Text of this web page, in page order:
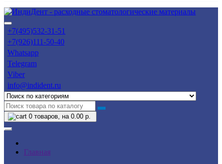
+7(495)532-31-51
+7(926)111-50-40
Whatsapp
Telegram
Viber
info@indident.ru
0 товаров, на 0.00 р.
Главная